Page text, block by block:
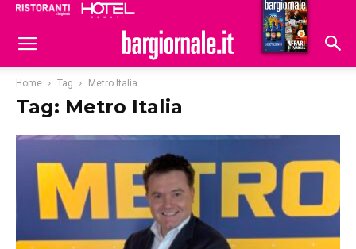
Hoteldomani
Home Tag Metro Italia
Tag: Metro Italia